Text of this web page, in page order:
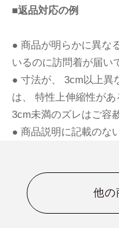
■返品対応の例
● 商品が明らかに異な
いるのに訪問着が届い
● 寸法が、 3cm以上異
は、 特性上伸縮性があ
3cm未満のズレはご容
● 商品説明に記載のな
他の